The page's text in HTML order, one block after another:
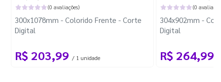
(0 avaliações)
300x1078mm - Colorido Frente - Corte
Digital
R$ 203,99 / 1 unidade
(0
304x902mm -
Digital
R$ 264,99